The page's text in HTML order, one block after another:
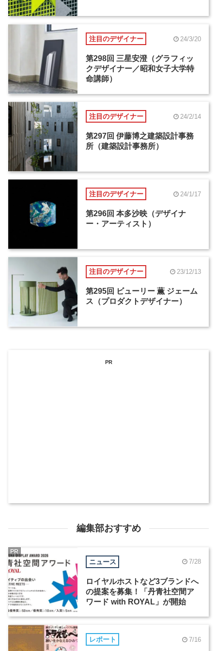
注目のデザイナー 24/3/20
第298回 三星安澄（グラフィッ
クデザイナー／昭和女子大学特
命講師）
注目のデザイナー 24/2/14
第297回 伊藤博之建築設計事務
所（建築設計事務所）
注目のデザイナー 24/1/17
第296回 本多沙映（デザイナ
ー・アーティスト）
注目のデザイナー 23/12/13
第295回 ビューリー 薫 ジェーム
ス（プロダクトデザイナー）
PR
編集部おすすめ
ニュース 7/28
ロイヤルホストなど3ブランドへ
の提案を募集！「丹青社空間ア
ワード with ROYAL」が開始
PR
レポート 7/16